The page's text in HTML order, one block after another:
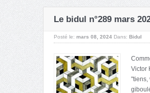
Le bidul n°289 mars
Posté le: mars 08, 2024 Dans: Bidul
Victor
"tiens,